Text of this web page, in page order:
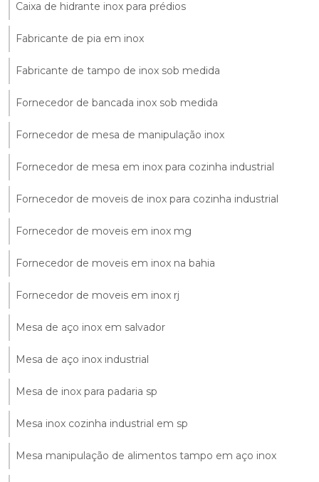
Caixa de hidrante inox para prédios
Fabricante de pia em inox
Fabricante de tampo de inox sob medida
Fornecedor de bancada inox sob medida
Fornecedor de mesa de manipulação inox
Fornecedor de mesa em inox para cozinha industrial
Fornecedor de moveis de inox para cozinha industrial
Fornecedor de moveis em inox mg
Fornecedor de moveis em inox na bahia
Fornecedor de moveis em inox rj
Mesa de aço inox em salvador
Mesa de aço inox industrial
Mesa de inox para padaria sp
Mesa inox cozinha industrial em sp
Mesa manipulação de alimentos tampo em aço inox